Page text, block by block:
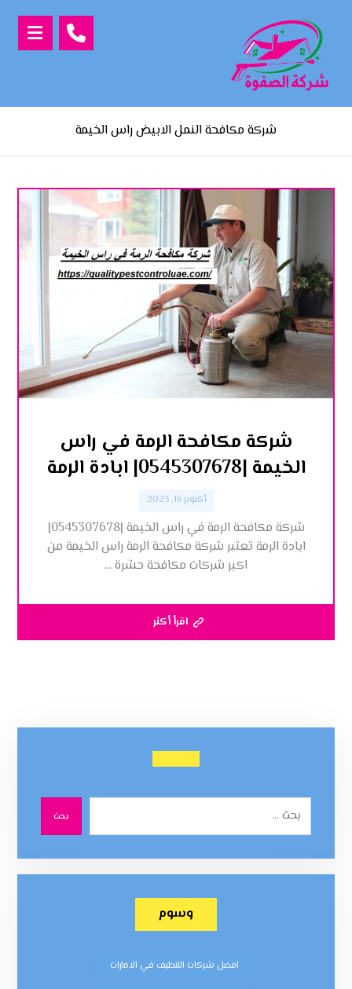
شركة مكافحة النمل الابيض راس الخيمة
شركة مكافحة الرمة في راس
الخيمة |0545307678| ابادة الرمة
أكتوبر 16, 2023
شركة مكافحة الرمة في راس الخيمة |0545307678|
ابادة الرمة تعتبر شركة مكافحة الرمة راس الخيمة من
اكبر شركات مكافحة حشرة ...
اقرأ أكثر
بحث
وسوم
افضل شركات التنظيف في الامارات